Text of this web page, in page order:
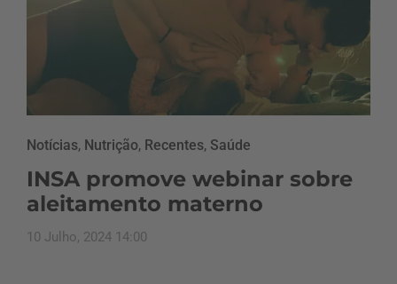
Notícias, Nutrição, Recentes, Saúde
INSA promove webinar sobre
aleitamento materno
10 Julho, 2024 14:00